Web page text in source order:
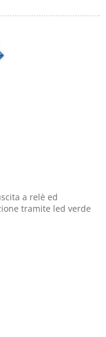
a relè ed
tramite led verde